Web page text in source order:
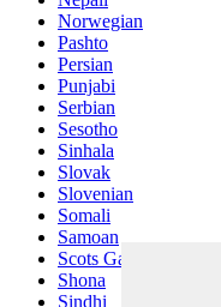
Norwegian
Pashto
Persian
Punjabi
Serbian
Sesotho
Sinhala
Slovak
Slovenian
Somali
Samoan
Scots Gaelic
Shona
Sindhi